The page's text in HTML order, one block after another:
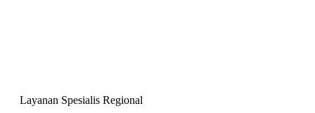
Layanan Spesialis Regional